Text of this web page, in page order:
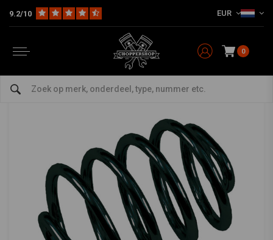
9.2/10 EUR
0
Multi-fit Seats en Toebehoren Seat Springs & Mounts Barrel Solo Seat Veer Zwart, 2 Inch
Barrel Solo Seat Veer Zwart, 2 Inch